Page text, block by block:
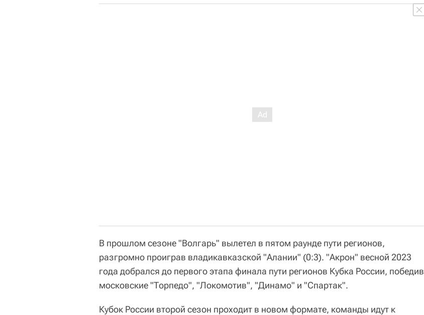
В прошлом сезоне "Волгарь" вылетел в пятом раунде пути регионов,
разгромно проиграв владикавказской "Алании" (0:3). "Акрон" весной 2023
года добрался до первого этапа финала пути регионов Кубка России, победив
московские "Торпедо", "Локомотив", "Динамо" и "Спартак".
Кубок России второй сезон проходит в новом формате, команды идут к